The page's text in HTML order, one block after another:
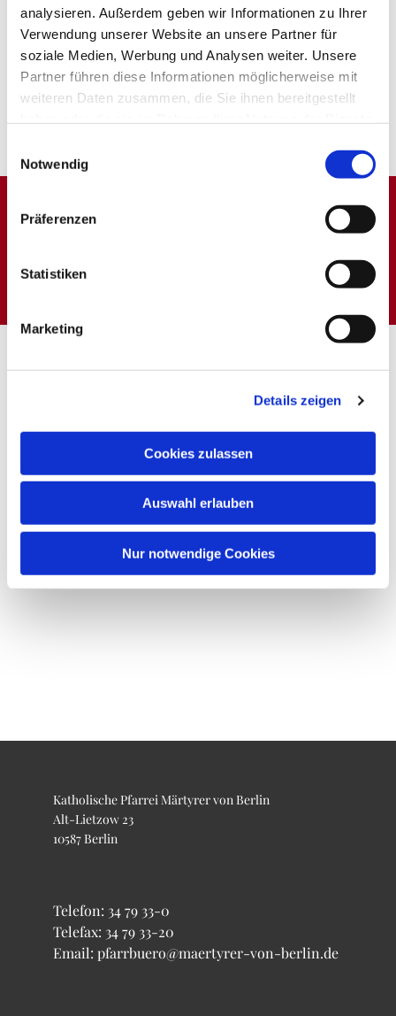
analysieren. Außerdem geben wir Informationen zu Ihrer
Verwendung unserer Website an unsere Partner für
soziale Medien, Werbung und Analysen weiter. Unsere
Partner führen diese Informationen möglicherweise mit
weiteren Daten zusammen, die Sie ihnen bereitgestellt
Notwendig
Präferenzen
Statistiken
Marketing
Details zeigen
Cookies zulassen
Auswahl erlauben
Nur notwendige Cookies
Katholische Pfarrei Märtyrer von Berlin
Alt-Lietzow 23
10587 Berlin
Telefon: 34 79 33-0
Telefax: 34 79 33-20
Email: pfarrbuero@maertyrer-von-berlin.de